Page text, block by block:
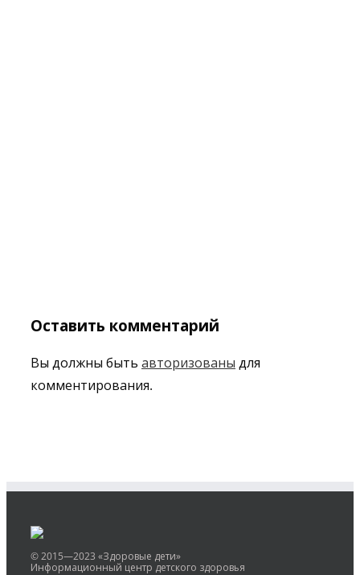
Оставить комментарий
Вы должны быть авторизованы для
комментирования.
© 2015—2023 «Здоровые дети»
Информационный центр детского здоровья